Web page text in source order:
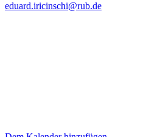
eduard.iricinschi@rub.de